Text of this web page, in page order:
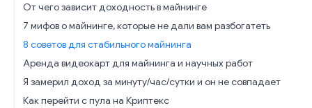
От чего зависит доходность в майнинге
7 мифов о майнинге, которые не дали вам разбогатеть
8 советов для стабильного майнинга
Аренда видеокарт для майнинга и научных работ
Я замерил доход за минуту/час/сутки и он не совпадает
Как перейти с пула на Криптекс